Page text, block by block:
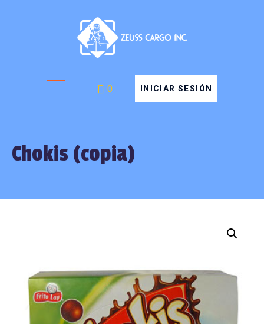
0 INICIAR SESIÓN
Chokis (copia)